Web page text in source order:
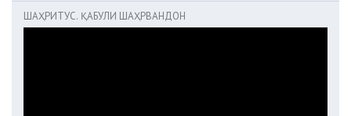
ШАҲРИТУС. ҚАБУЛИ ШАҲРВАНДОН